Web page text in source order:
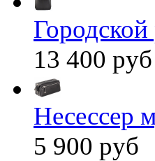
13 400 руб
Несессер
5 900 руб